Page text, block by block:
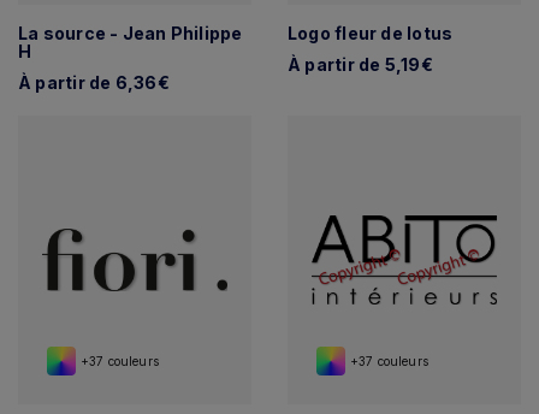
La source - Jean Philippe
H
À partir de 6,36€
Logo fleur de lotus
À partir de 5,19€
+37 couleurs +37 couleurs